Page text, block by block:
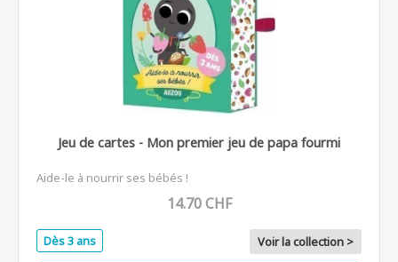
Jeu de cartes - Mon premier jeu de papa fourmi
Aide-le à nourrir ses bébés !
14.70 CHF
Dès 3 ans Voir la collection >